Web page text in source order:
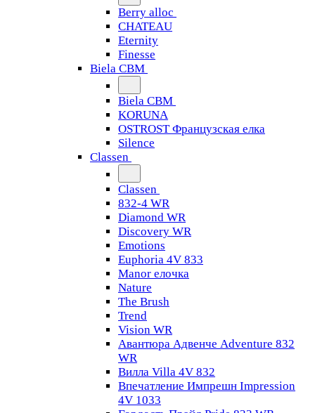
Berry alloc
CHATEAU
Eternity
Finesse
Biela CBM
Biela CBM
KORUNA
OSTROST Французская елка
Silence
Classen
Classen
832-4 WR
Diamond WR
Discovery WR
Emotions
Euphoria 4V 833
Manor елочка
Nature
The Brush
Trend
Vision WR
Авантюра Адвенче Adventure 832
WR
Вилла Villa 4V 832
Впечатление Импрешн Impression
4V 1033